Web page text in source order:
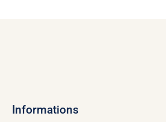
Informations